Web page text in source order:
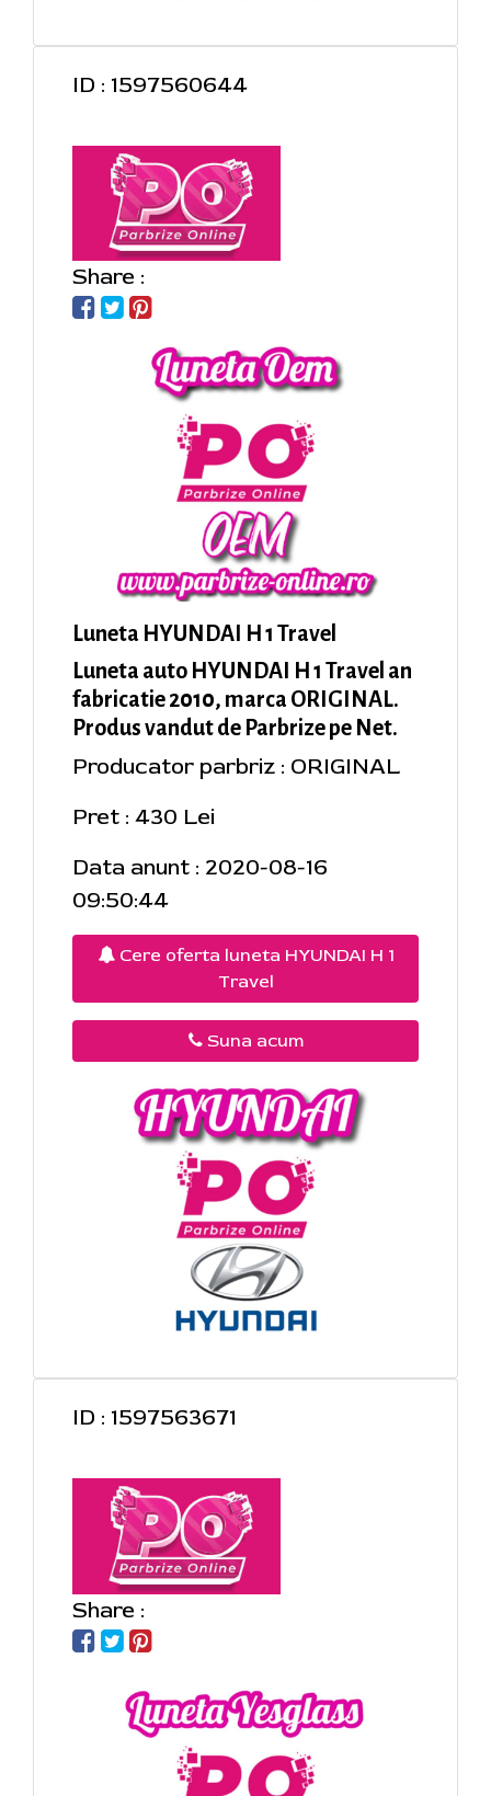
ID : 1597560644
Share :
Luneta HYUNDAI H 1 Travel
Luneta auto HYUNDAI H 1 Travel an
fabricatie 2010, marca ORIGINAL.
Produs vandut de Parbrize pe Net.
Producator parbriz : ORIGINAL
Pret : 430 Lei
Data anunt : 2020-08-16
09:50:44
Cere oferta luneta HYUNDAI H 1
Travel
Suna acum
ID : 1597563671
Share :